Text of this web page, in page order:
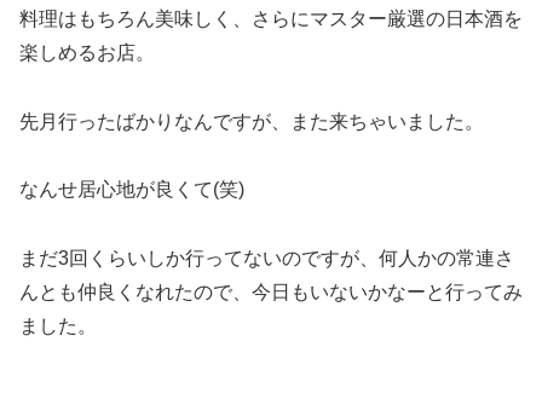
料理はもちろん美味しく、さらにマスター厳選の日本酒を
楽しめるお店。
先月行ったばかりなんですが、また来ちゃいました。
なんせ居心地が良くて(笑)
まだ3回くらいしか行ってないのですが、何人かの常連さ
んとも仲良くなれたので、今日もいないかなーと行ってみ
ました。